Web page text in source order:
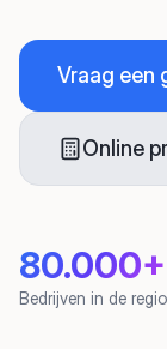
Vraag een
Online
80.000+
Bedrijven in de regio